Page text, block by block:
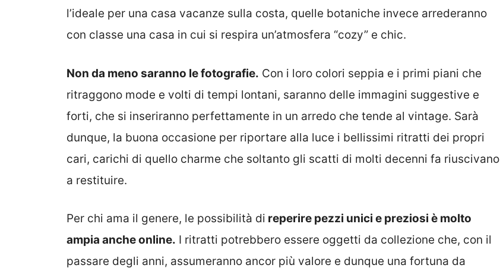
l’ideale per una casa vacanze sulla costa, quelle botaniche invece arrederanno
con classe una casa in cui si respira un’atmosfera “cozy” e chic.
Non da meno saranno le fotografie. Con i loro colori seppia e i primi piani che
ritraggono mode e volti di tempi lontani, saranno delle immagini suggestive e
forti, che si inseriranno perfettamente in un arredo che tende al vintage. Sarà
dunque, la buona occasione per riportare alla luce i bellissimi ritratti dei propri
cari, carichi di quello charme che soltanto gli scatti di molti decenni fa riuscivano
a restituire.
Per chi ama il genere, le possibilità di reperire pezzi unici e preziosi è molto
ampia anche online. I ritratti potrebbero essere oggetti da collezione che, con il
passare degli anni, assumeranno ancor più valore e dunque una fortuna da